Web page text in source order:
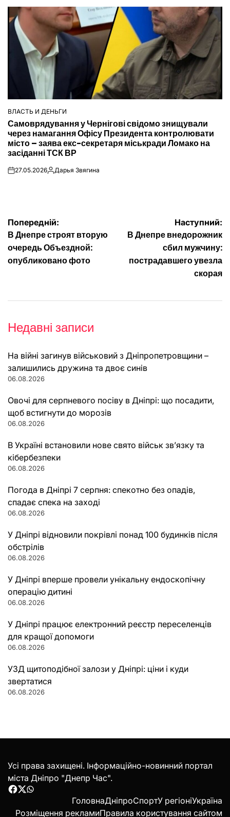
ОПУБЛІКУВАТИ
У
ВЛАСТЬ И ДЕНЬГИ
Самоврядування у Чернігові свідомо знищували
через намагання Офісу Президента контролювати
місто – заява екс-секретаря міськради Ломако на
засіданні ТСК ВР
on27.05.2026Опубліковано
Дарья Звягина
Навігація
записів
Попередній:
В Днепре строят вторую
очередь Объездной:
опубликовано фото
Наступний:
В Днепре внедорожник
сбил мужчину:
пострадавшего увезла
скорая
Недавні записи
На війні загинув військовий з Дніпропетровщини –
залишились дружина та двоє синів
06.08.2026
Овочі для серпневого посіву в Дніпрі: що посадити,
щоб встигнути до морозів
06.08.2026
В Україні встановили нове свято військ зв’язку та
кібербезпеки
06.08.2026
Погода в Дніпрі 7 серпня: спекотно без опадів,
спадає спека на заході
06.08.2026
У Дніпрі відновили покрівлі понад 100 будинків після
обстрілів
06.08.2026
У Дніпрі вперше провели унікальну ендоскопічну
операцію дитині
06.08.2026
У Дніпрі працює електронний реєстр переселенців
для кращої допомоги
06.08.2026
УЗД щитоподібної залози у Дніпрі: ціни і куди
звертатися
06.08.2026
Усі права захищені. Інформаційно-новинний портал
міста Дніпро "Днепр Час".
Facebook
Twitter
WhatsApp
ГоловнаДніпроСпортУ регіоніУкраїна
Розміщення рекламиПравила користування сайтом